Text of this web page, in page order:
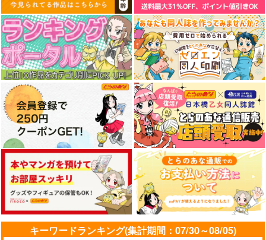
クリアファイル
スナネコシンドバッ
ド
472円（税込）
サンプル
作品詳細
【クリエイティアイラ
スト展】クリアファイ
ルセット 甘城なつき
クリエイティア
660円（税込）
サンプル
作品詳細
【クリエイティアイラ
スト展】クリアファイ
ルセット 池上幸輝
クリエイティア
660円（税込）
サンプル
作品詳細
キーワードランキング(集計期間：07/30～08/05)